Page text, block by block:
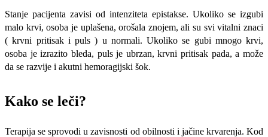
Stanje pacijenta zavisi od intenziteta epistakse. Ukoliko se izgubi
malo krvi, osoba je uplašena, orošala znojem, ali su svi vitalni znaci
( krvni pritisak i puls ) u normali. Ukoliko se gubi mnogo krvi,
osoba je izrazito bleda, puls je ubrzan, krvni pritisak pada, a može
da se razvije i akutni hemoragijski šok.
Kako se leči?
Terapija se sprovodi u zavisnosti od obilnosti i jačine krvarenja. Kod